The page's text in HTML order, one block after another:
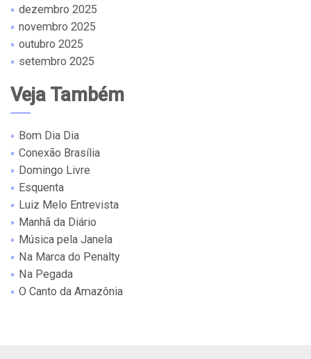
dezembro 2025
novembro 2025
outubro 2025
setembro 2025
Veja Também
Bom Dia Dia
Conexão Brasília
Domingo Livre
Esquenta
Luiz Melo Entrevista
Manhã da Diário
Música pela Janela
Na Marca do Penalty
Na Pegada
O Canto da Amazônia